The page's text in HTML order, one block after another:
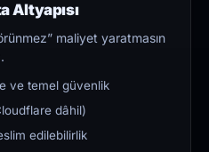
Altyapısı
maliyet yaratmasın
ve temel güvenlik
dâhil)
edilebilirlik